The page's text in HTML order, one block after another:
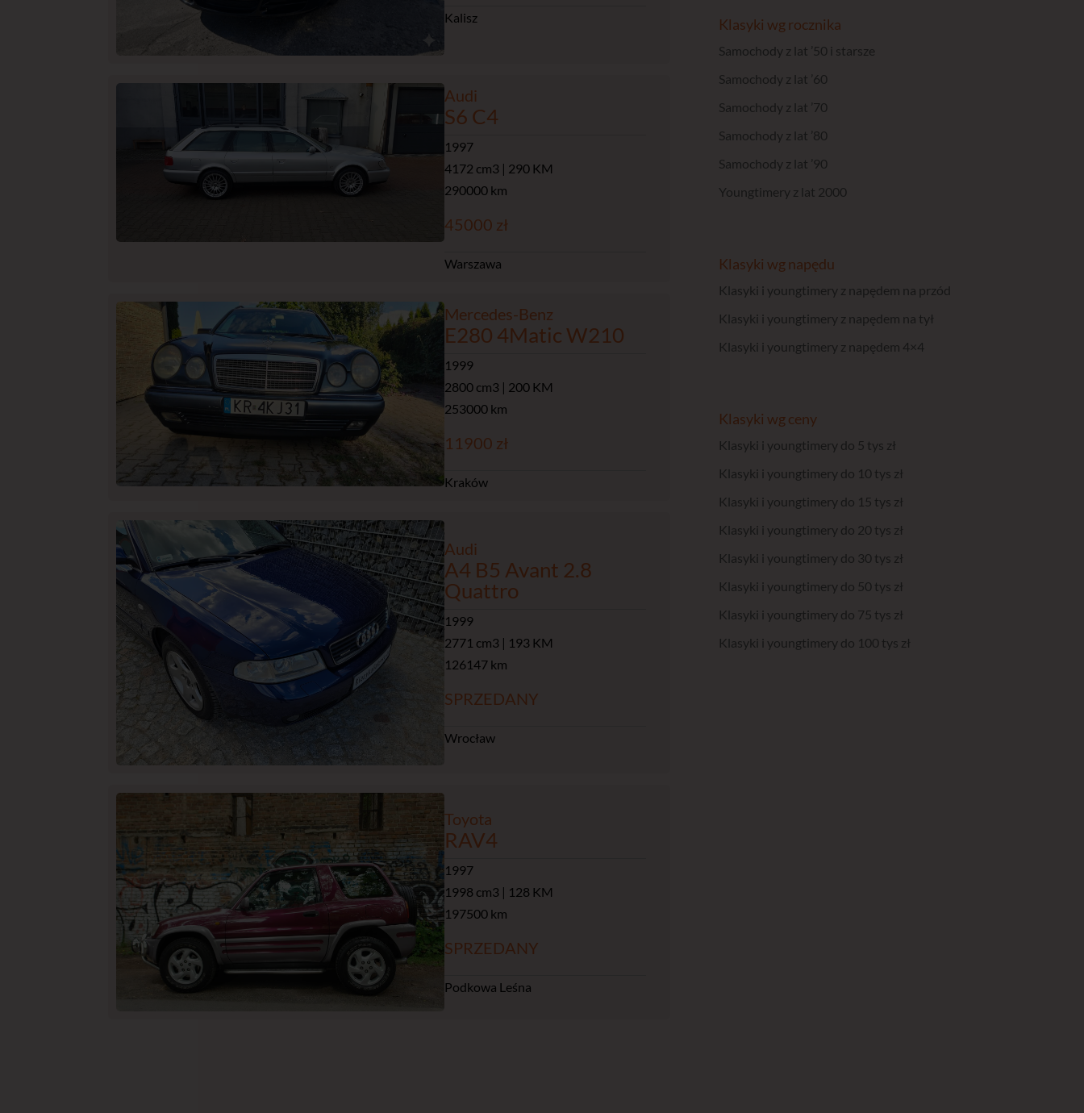
Kalisz
Audi
S6 C4
1997
4172 cm3 | 290 KM
290000 km
45000 zł
Warszawa
Mercedes-Benz
E280 4Matic W210
1999
2800 cm3 | 200 KM
253000 km
11900 zł
Kraków
Audi
A4 B5 Avant 2.8
Quattro
1999
2771 cm3 | 193 KM
126147 km
SPRZEDANY
Wrocław
Toyota
RAV4
1997
1998 cm3 | 128 KM
197500 km
SPRZEDANY
Podkowa Leśna
Klasyki wg rocznika
Samochody z lat ’50 i starsze
Samochody z lat ’60
Samochody z lat ’70
Samochody z lat ’80
Samochody z lat ’90
Youngtimery z lat 2000
Klasyki wg napędu
Klasyki i youngtimery z napędem na przód
Klasyki i youngtimery z napędem na tył
Klasyki i youngtimery z napędem 4×4
Klasyki wg ceny
Klasyki i youngtimery do 5 tys zł
Klasyki i youngtimery do 10 tys zł
Klasyki i youngtimery do 15 tys zł
Klasyki i youngtimery do 20 tys zł
Klasyki i youngtimery do 30 tys zł
Klasyki i youngtimery do 50 tys zł
Klasyki i youngtimery do 75 tys zł
Klasyki i youngtimery do 100 tys zł